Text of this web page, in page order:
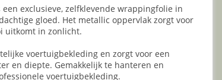
een exclusieve, zelfklevende wrappingfolie in
gloed. Het metallic oppervlak zorgt voor
uitkomt in zonlicht.
voertuigbekleding en zorgt voor een
en diepte. Gemakkelijk te hanteren en
voertuigbekleding.